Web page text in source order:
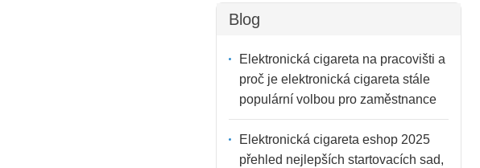
Blog
Elektronická cigareta na pracovišti a
proč je elektronická cigareta stále
populární volbou pro zaměstnance
Elektronická cigareta eshop 2025
přehled nejlepších startovacích sad,